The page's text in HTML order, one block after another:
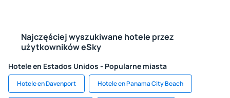
Najczęściej wyszukiwane hotele przez
użytkowników eSky
Hotele en Estados Unidos - Popularne miasta
Hotele en Davenport Hotele en Panama City Beach